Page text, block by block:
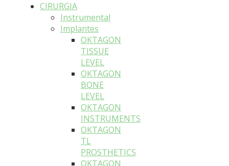
CIRURGIA
Instrumental
Implantes
OKTAGON
TISSUE
LEVEL
OKTAGON
BONE
LEVEL
OKTAGON
INSTRUMENTS
OKTAGON
TL
PROSTHETICS
OKTAGON